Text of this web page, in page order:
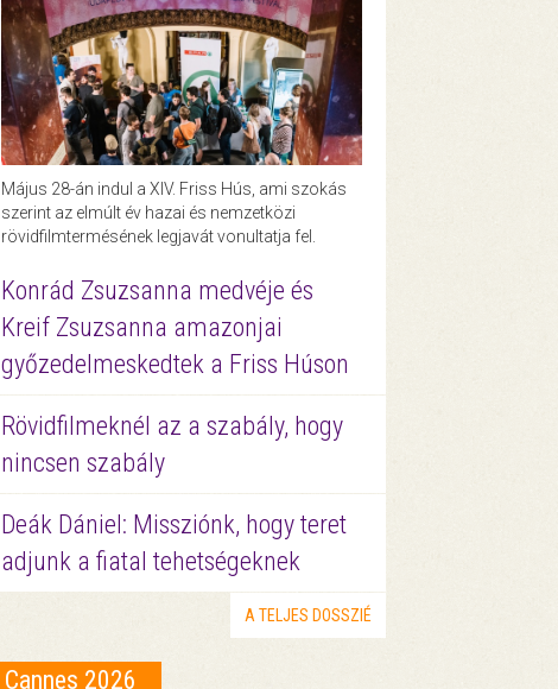
Május 28-án indul a XIV. Friss Hús, ami szokás
szerint az elmúlt év hazai és nemzetközi
rövidfilmtermésének legjavát vonultatja fel.
Konrád Zsuzsanna medvéje és
Kreif Zsuzsanna amazonjai
győzedelmeskedtek a Friss Húson
Rövidfilmeknél az a szabály, hogy
nincsen szabály
Deák Dániel: Missziónk, hogy teret
adjunk a fiatal tehetségeknek
A TELJES DOSSZIÉ
Cannes 2026